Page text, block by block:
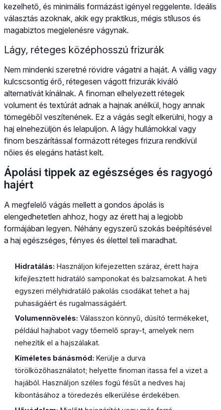
kezelhető, és minimális formázást igényel reggelente. Ideális
választás azoknak, akik egy praktikus, mégis stílusos és
magabiztos megjelenésre vágynak.
Lágy, réteges középhosszú frizurák
Nem mindenki szeretné rövidre vágatni a haját. A vállig vagy
kulcscsontig érő, rétegesen vágott frizurák kiváló
alternatívát kínálnak. A finoman elhelyezett rétegek
volument és textúrát adnak a hajnak anélkül, hogy annak
tömegéből veszítenének. Ez a vágás segít elkerülni, hogy a
haj elnehezüljön és lelapuljon. A lágy hullámokkal vagy
finom beszárítással formázott réteges frizura rendkívül
nőies és elegáns hatást kelt.
Ápolási tippek az egészséges és ragyogó
hajért
A megfelelő vágás mellett a gondos ápolás is
elengedhetetlen ahhoz, hogy az érett haj a legjobb
formájában legyen. Néhány egyszerű szokás beépítésével
a haj egészséges, fényes és élettel teli maradhat.
Hidratálás: Használjon kifejezetten száraz, érett hajra
kifejlesztett hidratáló samponokat és balzsamokat. A heti
egyszeri mélyhidratáló pakolás csodákat tehet a haj
puhaságáért és rugalmasságáért.
Volumennövelés: Válasszon könnyű, dúsító termékeket,
például hajhabot vagy tőemelő spray-t, amelyek nem
nehezítik el a hajszálakat.
Kíméletes bánásmód: Kerülje a durva
törölközőhasználatot; helyette finoman itassa fel a vizet a
hajából. Használjon széles fogú fésűt a nedves haj
kibontásához a töredezés elkerülése érdekében.